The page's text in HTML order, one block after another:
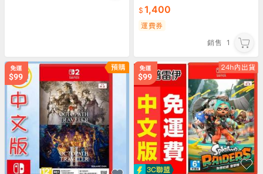
1,400
運費券
銷售 1